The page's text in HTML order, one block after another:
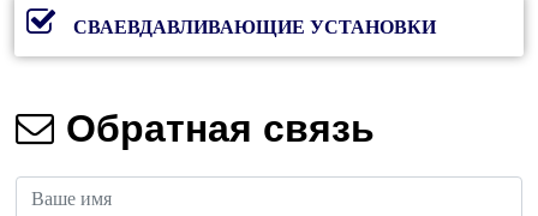
СВАЕВДАВЛИВАЮЩИЕ УСТАНОВКИ
Обратная связь